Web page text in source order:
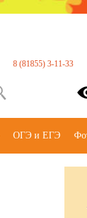
8 (81855) 3-11-33
ОГЭ и ЕГЭ